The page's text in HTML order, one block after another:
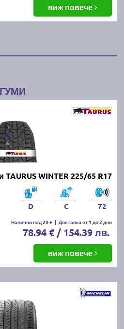
виж повече
WINTER 225/65 R17
D C 72
Налични над 20 + | Доставка от 1 до 2 дни
78.94 € / 154.39 лв.
виж повече